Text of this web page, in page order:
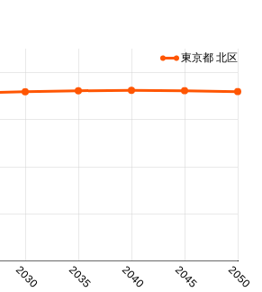
2030 2035 2040 2045 2050
東京都 北区